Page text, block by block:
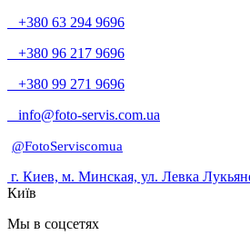
+380 63 294 9696
+380 96 217 9696
+380 99 271 9696
info@foto-servis.com.ua
@FotoServiscomua
г. Киев, м. Минская, ул. Левка
Київ
Мы в соцсетях